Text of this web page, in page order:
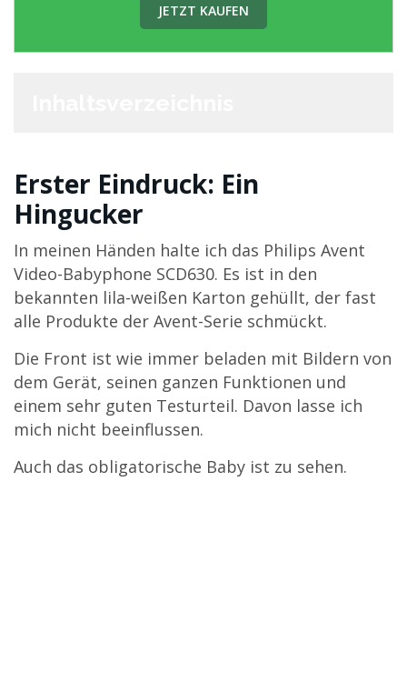
JETZT KAUFEN
Erster Eindruck: Ein
Hingucker
In meinen Händen halte ich das Philips Avent
Video-Babyphone SCD630. Es ist in den
bekannten lila-weißen Karton gehüllt, der fast
alle Produkte der Avent-Serie schmückt.
Die Front ist wie immer beladen mit Bildern von
dem Gerät, seinen ganzen Funktionen und
einem sehr guten Testurteil. Davon lasse ich
mich nicht beeinflussen.
Auch das obligatorische Baby ist zu sehen.